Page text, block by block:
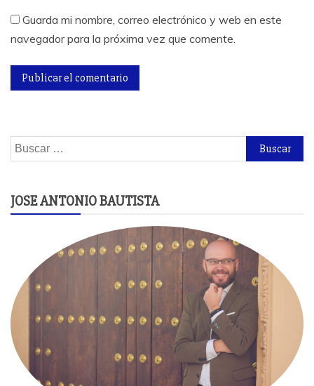
Guarda mi nombre, correo electrónico y web en este
navegador para la próxima vez que comente.
Buscar:
JOSE ANTONIO BAUTISTA